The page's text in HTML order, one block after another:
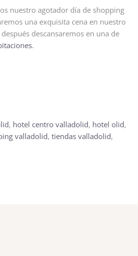
nuestro agotador día de shopping
una exquisita cena en nuestro
descansaremos en una de
.
, hotel centro valladolid, hotel olid,
valladolid, tiendas valladolid,